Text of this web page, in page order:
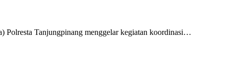
Polresta Tanjungpinang menggelar kegiatan koordinasi…